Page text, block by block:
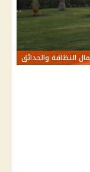
النظافة والحدائق